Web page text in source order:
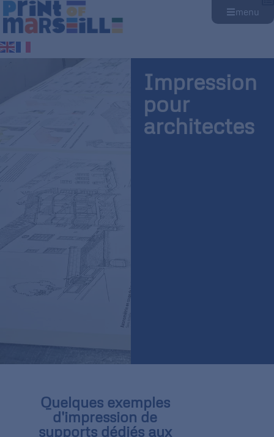
menu
Impression
pour
architectes
Quelques exemples
d'impression de
supports dédiés aux